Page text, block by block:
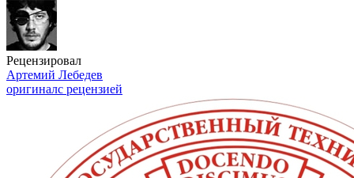
Рецензировал
Артемий Лебедев
оригиналс рецензией